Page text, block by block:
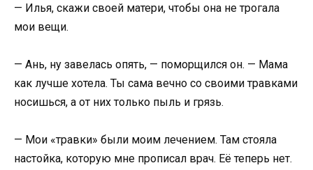
— Илья, скажи своей матери, чтобы она не трогала
мои вещи.
— Ань, ну завелась опять, — поморщился он. — Мама
как лучше хотела. Ты сама вечно со своими травками
носишься, а от них только пыль и грязь.
— Мои «травки» были моим лечением. Там стояла
настойка, которую мне прописал врач. Её теперь нет.